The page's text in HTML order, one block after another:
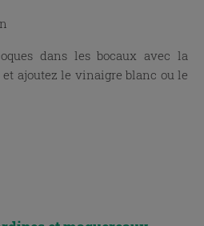
dans les bocaux avec la
ajoutez le vinaigre blanc ou le